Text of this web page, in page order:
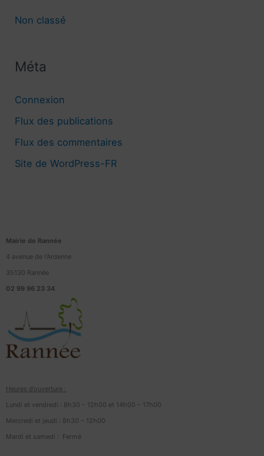
Non classé
Méta
Connexion
Flux des publications
Flux des commentaires
Site de WordPress-FR
Mairie de Rannée
4 avenue de l’Ardenne
35130 Rannée
02 99 96 23 34
Heures d’ouverture :
Lundi et vendredi : 8h30 – 12h00 et 14h00 – 17h00
Mercredi et jeudi : 8h30 – 12h00
Mardi et samedi : Fermé